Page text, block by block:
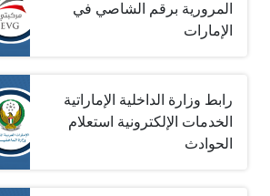
المرورية برقم الشاصي في
الإمارات
رابط وزارة الداخلية الإماراتية
الخدمات الإلكترونية استعلام
الحوادث